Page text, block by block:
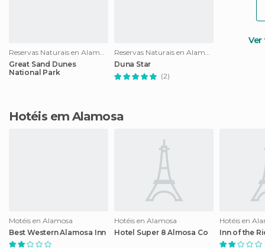
Reservas Naturais en Alamosa
Great Sand Dunes
National Park
Reservas Naturais en Alamosa
Duna Star
(2)
Hotéis em Alamosa
Motéis en Alamosa
Best Western Alamosa Inn
Hotéis en Alamosa
Hotel Super 8 Almosa Co
Hotéis en
Inn of the